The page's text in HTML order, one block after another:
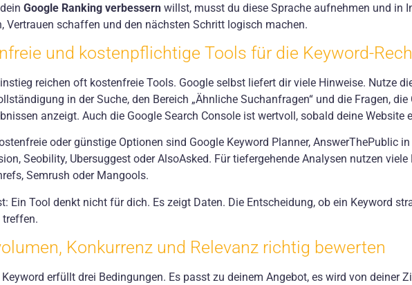
Google Ranking verbessern willst, musst du diese Sprache aufnehmen und in
Vertrauen schaffen und den nächsten Schritt logisch machen.
und kostenpflichtige Tools für die Keyword-
reichen oft kostenfreie Tools. Google selbst liefert dir viele Hinweise. Nutze
in der Suche, den Bereich „Ähnliche Suchanfragen“ und die Fragen,
anzeigt. Auch die Google Search Console ist wertvoll, sobald deine Website
oder günstige Optionen sind Google Keyword Planner, AnswerThePublic
Seobility, Ubersuggest oder AlsoAsked. Für tiefergehende Analysen nutzen
Semrush oder Mangools.
Ein Tool denkt nicht für dich. Es zeigt Daten. Die Entscheidung, ob ein Keyword
treffen.
Konkurrenz und Relevanz richtig bewerten
Keyword erfüllt drei Bedingungen. Es passt zu deinem Angebot, es wird von deiner